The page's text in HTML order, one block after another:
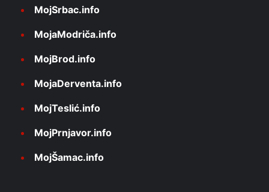
MojSrbac.info
MojaModriča.info
MojBrod.info
MojaDerventa.info
MojTeslić.info
MojPrnjavor.info
MojŠamac.info